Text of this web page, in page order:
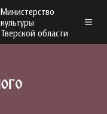
Министерство
культуры
Тверской области